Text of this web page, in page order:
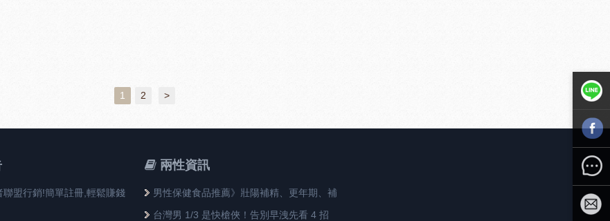
1 2 >
聯盟行銷!簡單註冊,輕鬆賺錢
兩性資訊
男性保健食品推薦》壯陽補精、更年期、補
充體力必看11種成分
台灣男 1/3 是快槍俠！告別早洩先看 4 招
Line聯絡
Facebook
Message